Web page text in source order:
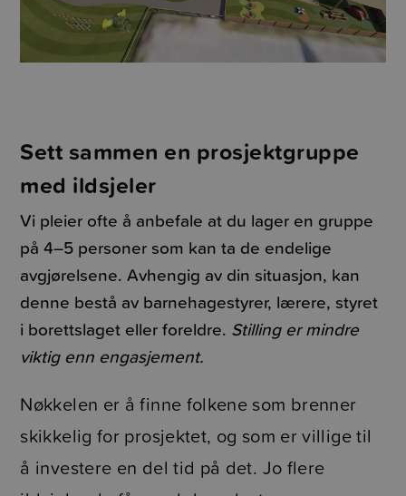
Sett sammen en prosjektgruppe
med ildsjeler
Vi pleier ofte å anbefale at du lager en gruppe
på 4–5 personer som kan ta de endelige
avgjørelsene. Avhengig av din situasjon, kan
denne bestå av barnehagestyrer, lærere, styret
i borettslaget eller foreldre. Stilling er mindre
viktig enn engasjement.
Nøkkelen er å finne folkene som brenner
skikkelig for prosjektet, og som er villige til
å investere en del tid på det. Jo flere